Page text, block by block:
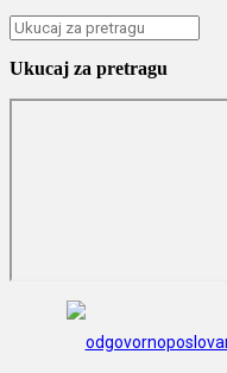
Ukucaj za pretragu